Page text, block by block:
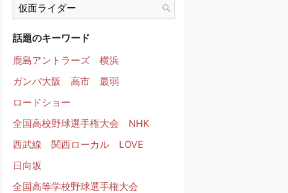
話題のキーワード
鹿島アントラーズ
横浜
ガンバ大阪
高市
最弱
ロードショー
全国高校野球選手権大会
NHK
西武線
関西ローカル
LOVE
日向坂
全国高等学校野球選手権大会